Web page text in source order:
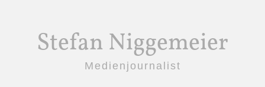
Stefan Niggemeier
Medienjournalist